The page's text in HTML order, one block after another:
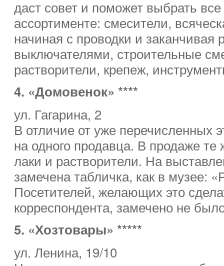
даст совет и поможет выбрать
ассортименте: смесители,
начиная с проводки и заканчивая
выключателями, строительные
растворители, крепеж,
4. «Домовенок» ****
ул. Гагарина, 2
В отличие от уже перечисленных
на одного продавца. В продаже те
лаки и растворители. На
замечена табличка, как в музее:
Посетителей, желающих это
корреспондента, замечено не
5. «Хозтовары» *****
ул. Ленина, 19/10